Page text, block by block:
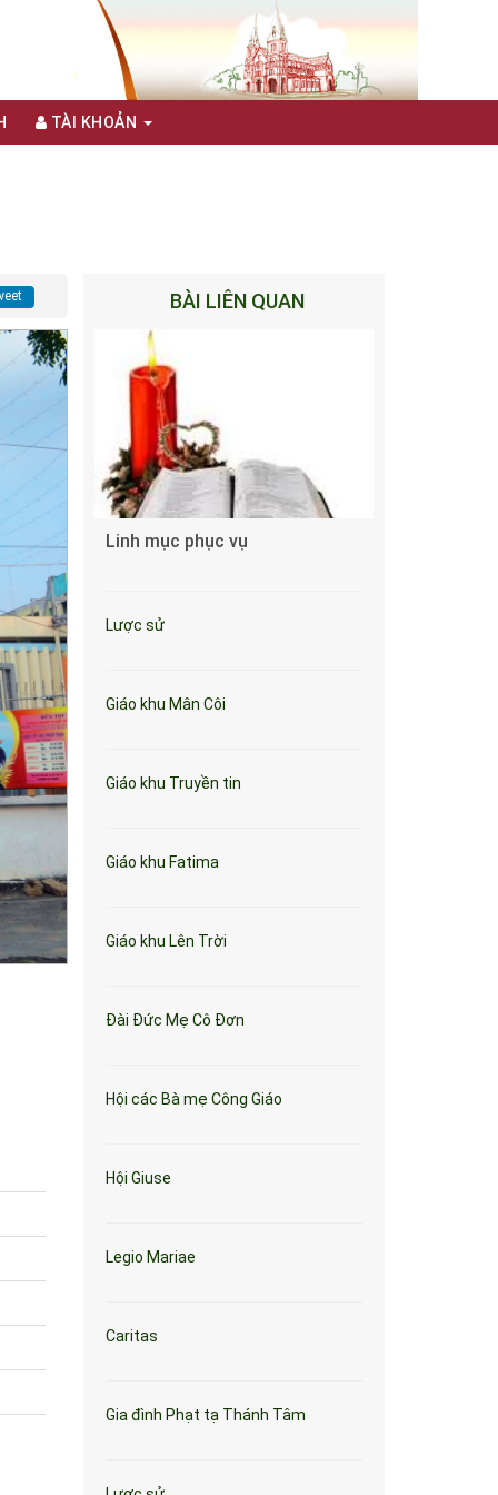
TÀI KHOẢN
BÀI LIÊN QUAN
Linh mục phục vụ
Lược sử
Giáo khu Mân Côi
Giáo khu Truyền tin
Giáo khu Fatima
Giáo khu Lên Trời
Đài Đức Mẹ Cô Đơn
Hội các Bà mẹ Công Giáo
Hội Giuse
Legio Mariae
Caritas
Gia đình Phạt tạ Thánh Tâm